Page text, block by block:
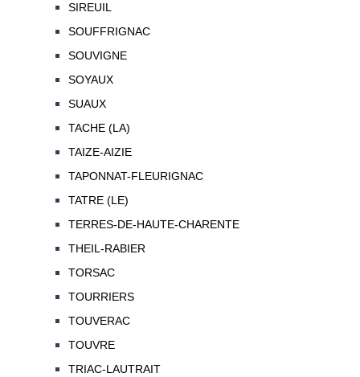
SIREUIL
SOUFFRIGNAC
SOUVIGNE
SOYAUX
SUAUX
TACHE (LA)
TAIZE-AIZIE
TAPONNAT-FLEURIGNAC
TATRE (LE)
TERRES-DE-HAUTE-CHARENTE
THEIL-RABIER
TORSAC
TOURRIERS
TOUVERAC
TOUVRE
TRIAC-LAUTRAIT